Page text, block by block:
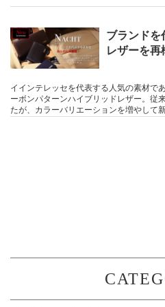
ブランドを
レザーを
イインテレッセを代表する人気の素材で
ーボンパターンハイブリッドレザー。従
たが、カラーバリエーションを増やして